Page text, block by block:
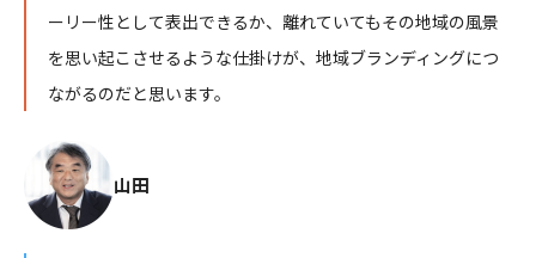
ーリー性として表出できるか、離れていてもその地域の風景
を思い起こさせるような仕掛けが、地域ブランディングにつ
ながるのだと思います。
山田